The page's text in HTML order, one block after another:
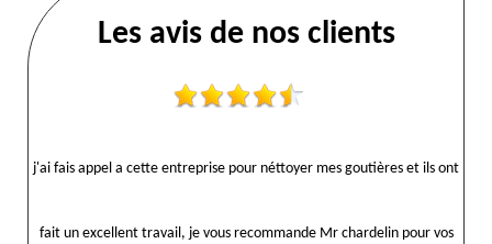
Les avis de nos clients
j'ai fais appel a cette entreprise pour néttoyer mes goutières et ils ont
fait un excellent travail, je vous recommande Mr chardelin pour vos